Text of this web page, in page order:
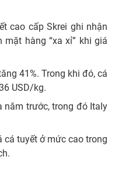
cao cấp Skrei ghi nhận
hàng “xa xỉ” khi giá
41%. Trong khi đó, cá
USD/kg.
năm trước, trong đó Italy
cá tuyết ở mức cao trong